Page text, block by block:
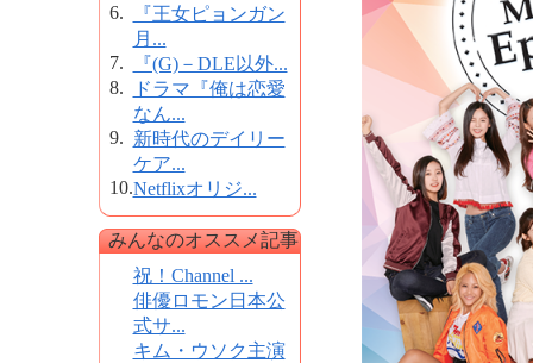
6.
『王女ピョンガン
月...
7.
『(G)－DLE以外...
8.
ドラマ『俺は恋愛
なん...
9. 新時代のデイリー
ケア...
10.Netflixオリジ...
みんなのオススメ記事
祝！Channel ...
俳優ロモン日本公
式サ...
キム・ウソク主演